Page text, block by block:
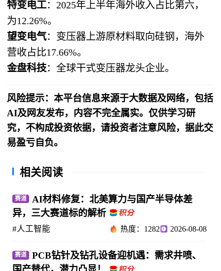
特变电工：2025年上半年海外收入占比第六，
为12.26%。
望变电气：变压器上游原材料取向硅钢，海外
营收占比17.66%。
金盘科技：全球干式变压器龙头企业。
风险提示：本平台信息来源于大数据及网络，包括
AI及网友发布，内容不完全属实。仅供学习研
究，不构成投资依据，请投资者注意风险，据此交
易盈亏自负。
相关阅读
赛道
AI材料修复：北美算力与国产半导体差
异，三大赛道标的解析
#人工智能 热度：1282 2026-08-08
赛道
PCB钻针及钻孔设备迎机遇：需求井喷、